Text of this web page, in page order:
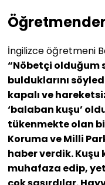
İngilizce öğretmeni
“Nöbetçi olduğum
bulduklarını
kapalı ve
‘balaban kuşu’
tükenmekte olan
Koruma ve Milli
haber verdik.
muhafaza edip,